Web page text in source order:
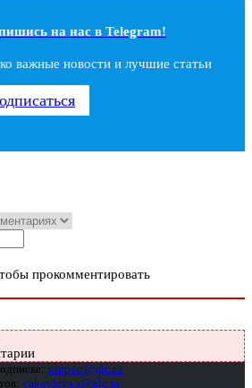
на наc в Telegram!
важные новости и лучшие статьи
прокомментировать
support@glc.ru
yakovleva.a@glc.ru